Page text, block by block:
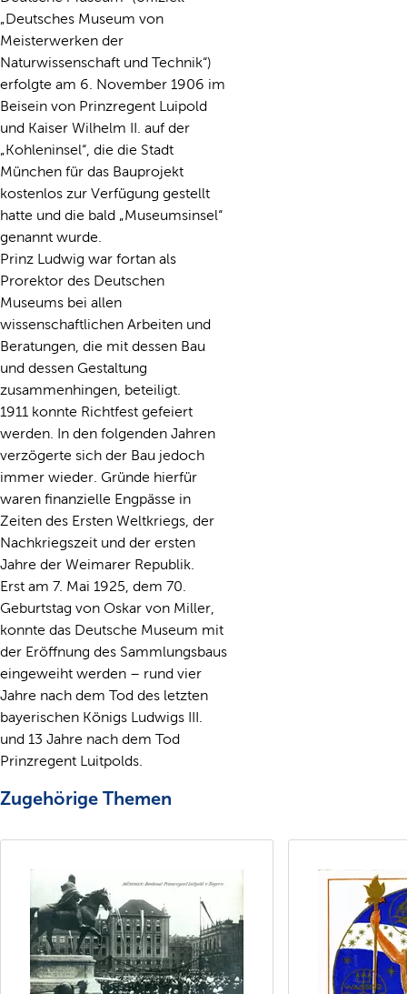
„Deutsches Museum von
Meisterwerken der
Naturwissenschaft und Technik“)
erfolgte am 6. November 1906 im
Beisein von Prinzregent Luipold
und Kaiser Wilhelm II. auf der
„Kohleninsel“, die die Stadt
München für das Bauprojekt
kostenlos zur Verfügung gestellt
hatte und die bald „Museumsinsel“
genannt wurde.
Prinz Ludwig war fortan als
Prorektor des Deutschen
Museums bei allen
wissenschaftlichen Arbeiten und
Beratungen, die mit dessen Bau
und dessen Gestaltung
zusammenhingen, beteiligt.
1911 konnte Richtfest gefeiert
werden. In den folgenden Jahren
verzögerte sich der Bau jedoch
immer wieder. Gründe hierfür
waren finanzielle Engpässe in
Zeiten des Ersten Weltkriegs, der
Nachkriegszeit und der ersten
Jahre der Weimarer Republik.
Erst am 7. Mai 1925, dem 70.
Geburtstag von Oskar von Miller,
konnte das Deutsche Museum mit
der Eröffnung des Sammlungsbaus
eingeweiht werden – rund vier
Jahre nach dem Tod des letzten
bayerischen Königs Ludwigs III.
und 13 Jahre nach dem Tod
Prinzregent Luitpolds.
Zugehörige Themen